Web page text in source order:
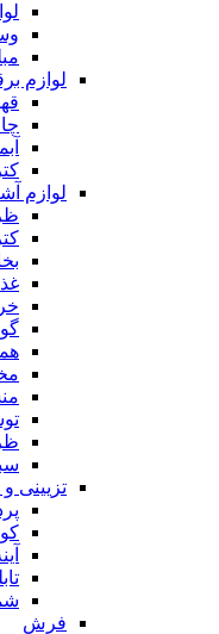
لوازم
لوازم
تزیینی
فرش